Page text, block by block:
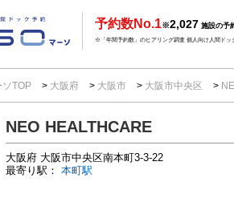
予約数No.1※2,027 施設の予
※「年間予約数」のヒアリング調査 個人向け人間ドッ
ソTOP 大阪府 大阪市 大阪市中央区
NEO HEALTHCARE
大阪府 大阪市中央区南本町3-3-22
最寄り駅： 本町駅